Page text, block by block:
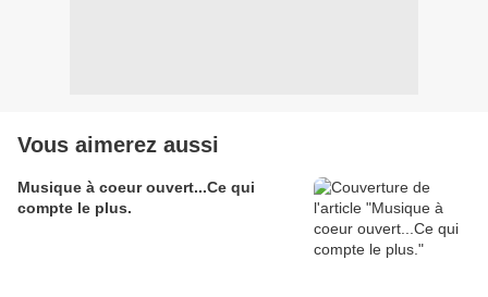
Vous aimerez aussi
Musique à coeur ouvert...Ce qui
compte le plus.